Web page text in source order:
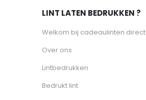
LINT LATEN BEDRUKKEN ?
Welkom bij cadeaulinten direct
Over ons
Lintbedrukken
Bedrukt lint